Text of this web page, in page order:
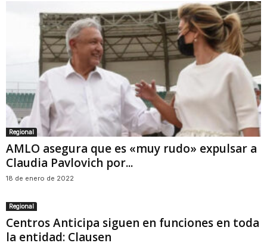
Regional
AMLO asegura que es «muy rudo» expulsar a
Claudia Pavlovich por...
18 de enero de 2022
Regional
Centros Anticipa siguen en funciones en toda
la entidad: Clausen